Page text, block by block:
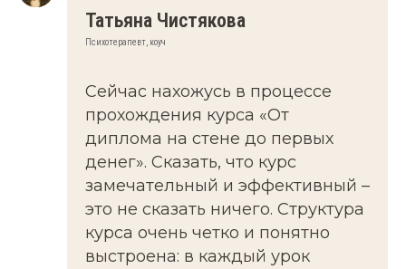
Татьяна Чистякова
Психотерапевт, коуч
Сейчас нахожусь в процессе
прохождения курса «От
диплома на стене до первых
денег». Сказать, что курс
замечательный и эффективный –
это не сказать ничего. Структура
курса очень четко и понятно
выстроена: в каждый урок